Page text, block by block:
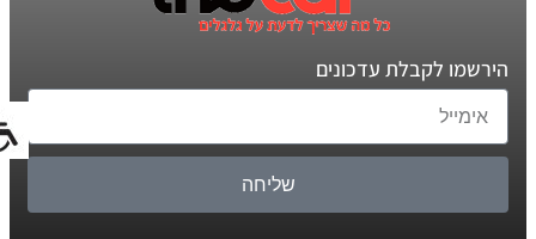
הירשמו לקבלת עדכונים
שליחה